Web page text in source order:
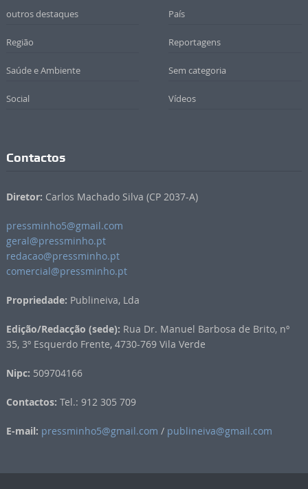
outros destaques País
Região Reportagens
Saúde e Ambiente Sem categoria
Social Vídeos
Contactos
Diretor: Carlos Machado Silva (CP 2037-A)
pressminho5@gmail.com
geral@pressminho.pt
redacao@pressminho.pt
comercial@pressminho.pt
Propriedade: Publineiva, Lda
Edição/Redacção (sede): Rua Dr. Manuel Barbosa de Brito, nº
35, 3º Esquerdo Frente, 4730-769 Vila Verde
Nipc: 509704166
Contactos: Tel.: 912 305 709
E-mail: pressminho5@gmail.com / publineiva@gmail.com